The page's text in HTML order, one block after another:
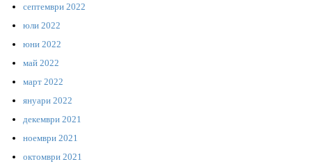
септември 2022
юли 2022
юни 2022
май 2022
март 2022
януари 2022
декември 2021
ноември 2021
октомври 2021